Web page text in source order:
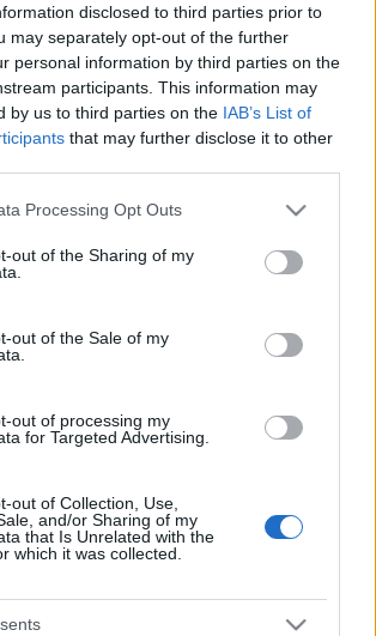
disclosed to third parties prior to
may separately opt-out of the further
personal information by third parties on the
participants. This information may
by us to third parties on the IAB’s List of
that may further disclose it to other
this website/app uses one or more Google
visit or usage behaviour. You may click to
to Google and its third-party tags to
below specified purposes in below Google
Processing Opt Outs
out of the Sharing of my
out of the Sale of my
out of processing my
for Targeted Advertising.
out of Collection, Use,
and/or Sharing of my
that Is Unrelated with the
which it was collected.
pudo completar el partido por molestias
sustituido en el minuto 71 por Boselli.
que sólo sufre una sobrecarga y
en la jornada 37.
esguince
0 contra el Espanyol y se despidió
entrar en competición europea la próxima
rojiblanco también tuvo la mala
de la lesión de Dani Vivian, quien se
y fue sustituido al descanso. El
y será baja las dos últimas
triunfadores de la jornada 35 por
Menos de 3 millones de valor de
mercado y 10 o más puntos en la
jornada 35 de la temporada 25/26.